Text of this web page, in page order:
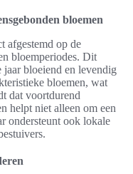
bloemen
afgestemd op de
bloemperiodes. Dit
bloeiend en levendig
bloemen, wat
dat voortdurend
helpt niet alleen om een
ondersteunt ook lokale